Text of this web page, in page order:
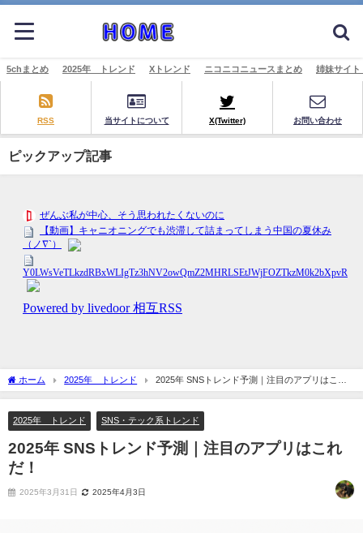
5chまとめ 2025年 トレンド Xトレンド ニコニコニュースまとめ 姉妹サイ
RSS 当サイトについて X(Twitter) お問い合わせ
ピックアップ記事
ホーム 2025年 トレンド
2025年 SNSトレンド予測｜注目のアプリはこれ
だ！
2025年 トレンド SNS・テック系トレンド
2025年 SNSトレンド予測｜注目のアプリはこれ
だ！
2025年3月31日 2025年4月3日